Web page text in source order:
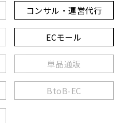
コンサル・運営代行
ECモール
単品通販
BtoB-EC